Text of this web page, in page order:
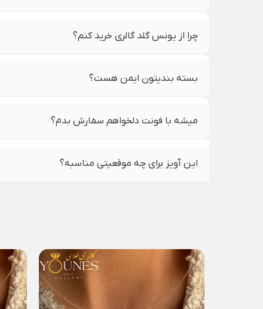
چرا از یونس گلد گالری خرید کنم؟
بسته بندیتون ایمن هست؟
میشه با فونت دلخواهم سفارش بدم؟
این آویز برای چه موقعیتی مناسبه؟